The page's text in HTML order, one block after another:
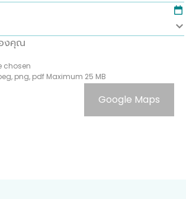
งคุณ
chosen
png, pdf Maximum 25 MB
Google Maps